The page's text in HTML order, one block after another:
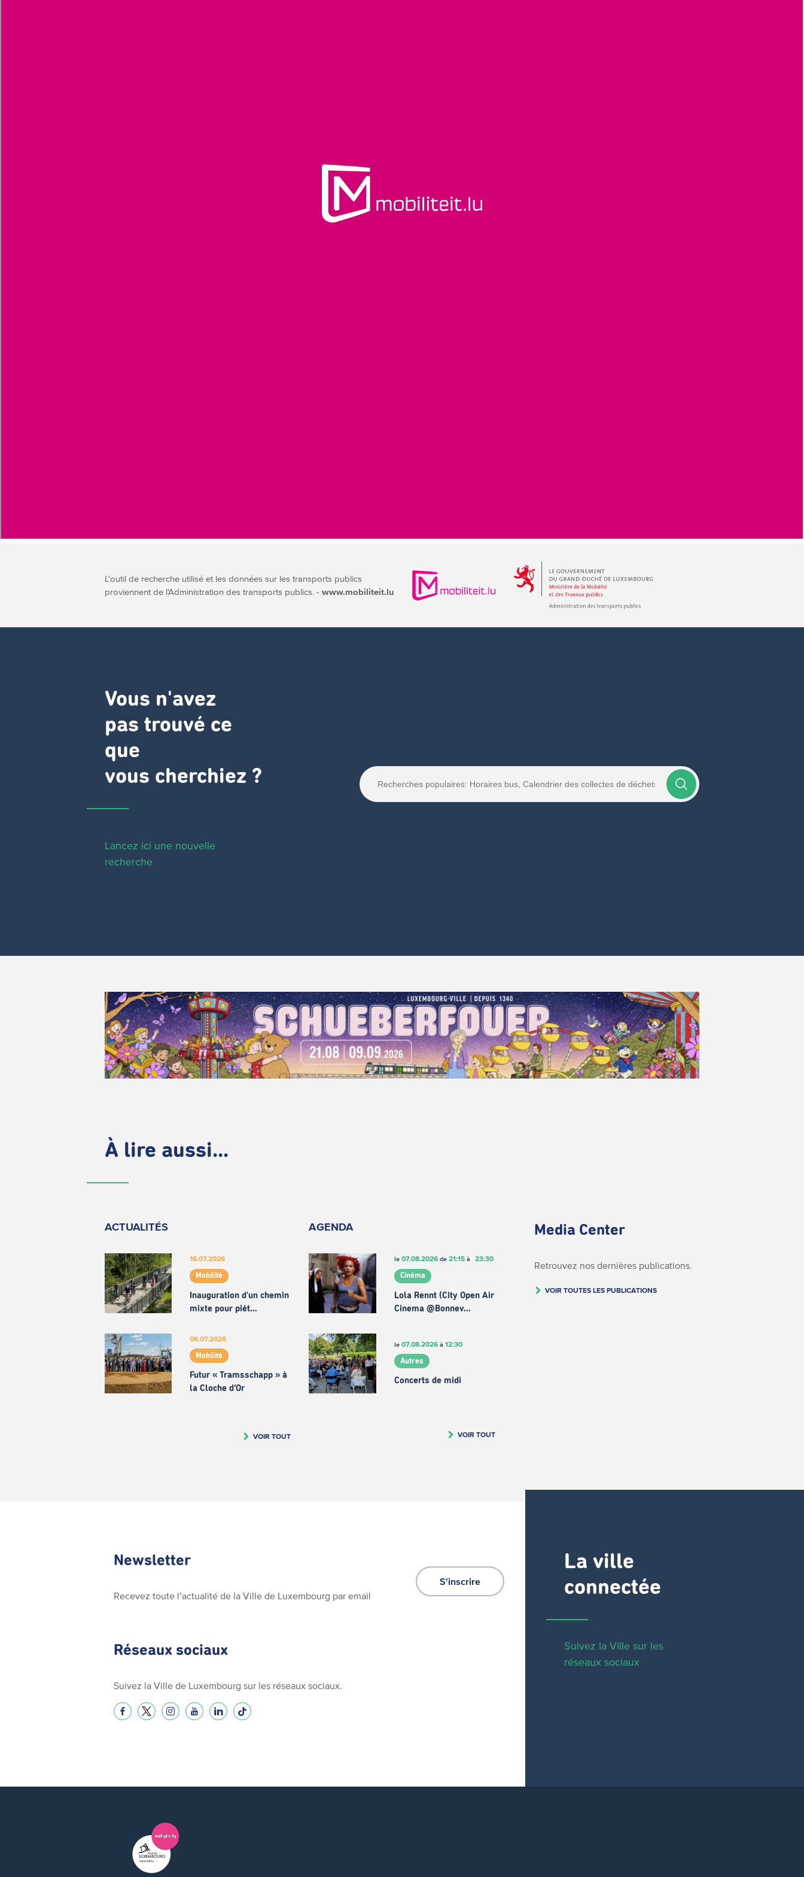
L'outil de recherche utilisé et les données sur les transports publics
proviennent de l'Administration des transports publics. - www.mobiliteit.lu
Vous n'avez
pas trouvé ce
que
vous cherchiez ?
Lancez ici une nouvelle
recherche
À lire aussi...
ACTUALITÉS
16.07.2026
Mobilité
Inauguration d'un chemin
mixte pour piét…
06.07.2026
Mobilité
Futur « Tramsschapp » à
la Cloche d’Or
VOIR TOUT
AGENDA
le 07.08.2026de 21:15à 23:30
Cinéma
Lola Rennt (City Open Air
Cinema @Bonnev…
le 07.08.2026à 12:30
Autres
Concerts de midi
VOIR TOUT
Media Center
Retrouvez nos dernières publications.
VOIR TOUTES LES PUBLICATIONS
La ville
connectée
Suivez la Ville sur les
réseaux sociaux
Newsletter
Recevez toute l’actualité de la Ville de Luxembourg par email
S'inscrire
Réseaux sociaux
Suivez la Ville de Luxembourg sur les réseaux sociaux.